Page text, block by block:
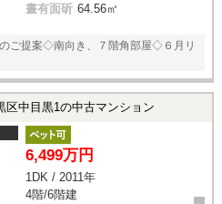
晝有面斫 64.56㎡
ご提案◇南向き、７階角部屋◇６月リ
区中目黒1の中古マンション
6,499万円
1DK / 2011年
4階/6階建